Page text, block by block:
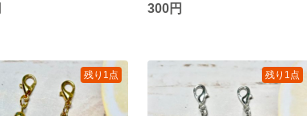
300円
残り1点 残り1点